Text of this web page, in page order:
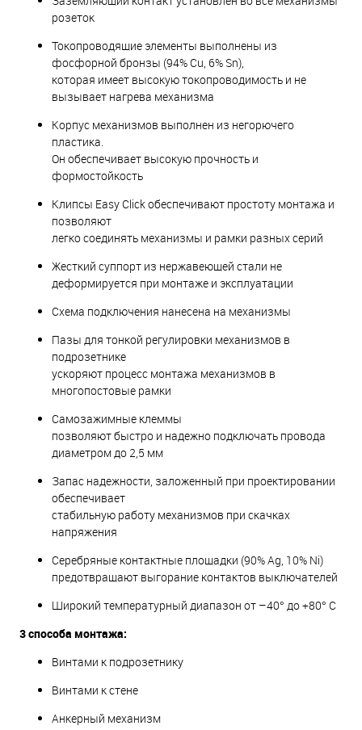
розеток
Токопроводящие элементы выполнены из
фосфорной бронзы (94% Cu, 6% Sn),
которая имеет высокую токопроводимость и не
вызывает нагрева механизма
Корпус механизмов выполнен из негорючего
пластика.
Он обеспечивает высокую прочность и
формостойкость
Клипсы Easy Click обеспечивают простоту монтажа и
позволяют
легко соединять механизмы и рамки разных серий
Жесткий суппорт из нержавеющей стали не
деформируется при монтаже и эксплуатации
Схема подключения нанесена на механизмы
Пазы для тонкой регулировки механизмов в
подрозетнике
ускоряют процесс монтажа механизмов в
многопостовые рамки
Самозажимные клеммы
позволяют быстро и надежно подключать провода
диаметром до 2,5 мм
Запас надежности, заложенный при проектировании
обеспечивает
стабильную работу механизмов при скачках
напряжения
Серебряные контактные площадки (90% Ag, 10% Ni)
предотвращают выгорание контактов выключателей
Широкий температурный диапазон от –40° до +80° С
3 способа монтажа:
Винтами к подрозетнику
Винтами к стене
Анкерный механизм